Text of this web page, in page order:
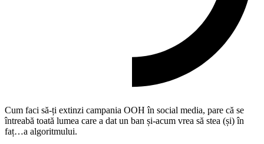
Cum faci să-ți extinzi campania OOH în social media, pare că se
întreabă toată lumea care a dat un ban și-acum vrea să stea (și) în
faț…a algoritmului.